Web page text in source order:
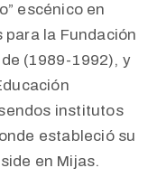
escénico en
la Fundación
(1989-1992), y
institutos
estableció su
en Mijas.